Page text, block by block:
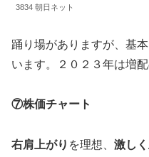
3834 朝日ネット
踊り場がありますが、基
います。２０２３年は増
⑦株価チャート
右肩上がり を理想、 激し